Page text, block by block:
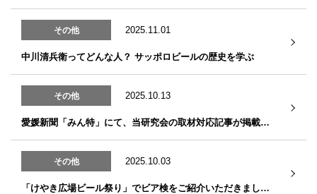
その他 2025.11.01
中川清兵衛ってどんな人？ サッポロビールの歴史を学ぶ
その他 2025.10.13
愛媛新聞「みん特」にて、当研究会の取材対応記事が掲載されました
その他 2025.10.03
「けやき広場ビール祭り」でビア検をご紹介いただきました！